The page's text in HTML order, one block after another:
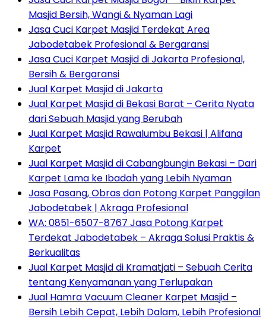
Masjid Bersih, Wangi & Nyaman Lagi
Jasa Cuci Karpet Masjid Terdekat Area
Jabodetabek Profesional & Bergaransi
Jasa Cuci Karpet Masjid di Jakarta Profesional,
Bersih & Bergaransi
Jual Karpet Masjid di Jakarta
Jual Karpet Masjid di Bekasi Barat – Cerita Nyata
dari Sebuah Masjid yang Berubah
Jual Karpet Masjid Rawalumbu Bekasi | Alifana
Karpet
Jual Karpet Masjid di Cabangbungin Bekasi – Dari
Karpet Lama ke Ibadah yang Lebih Nyaman
Jasa Pasang, Obras dan Potong Karpet Panggilan
Jabodetabek | Akraga Profesional
WA: 0851-6507-8767 Jasa Potong Karpet
Terdekat Jabodetabek – Akraga Solusi Praktis &
Berkualitas
Jual Karpet Masjid di Kramatjati – Sebuah Cerita
tentang Kenyamanan yang Terlupakan
Jual Hamra Vacuum Cleaner Karpet Masjid –
Bersih Lebih Cepat, Lebih Dalam, Lebih Profesional